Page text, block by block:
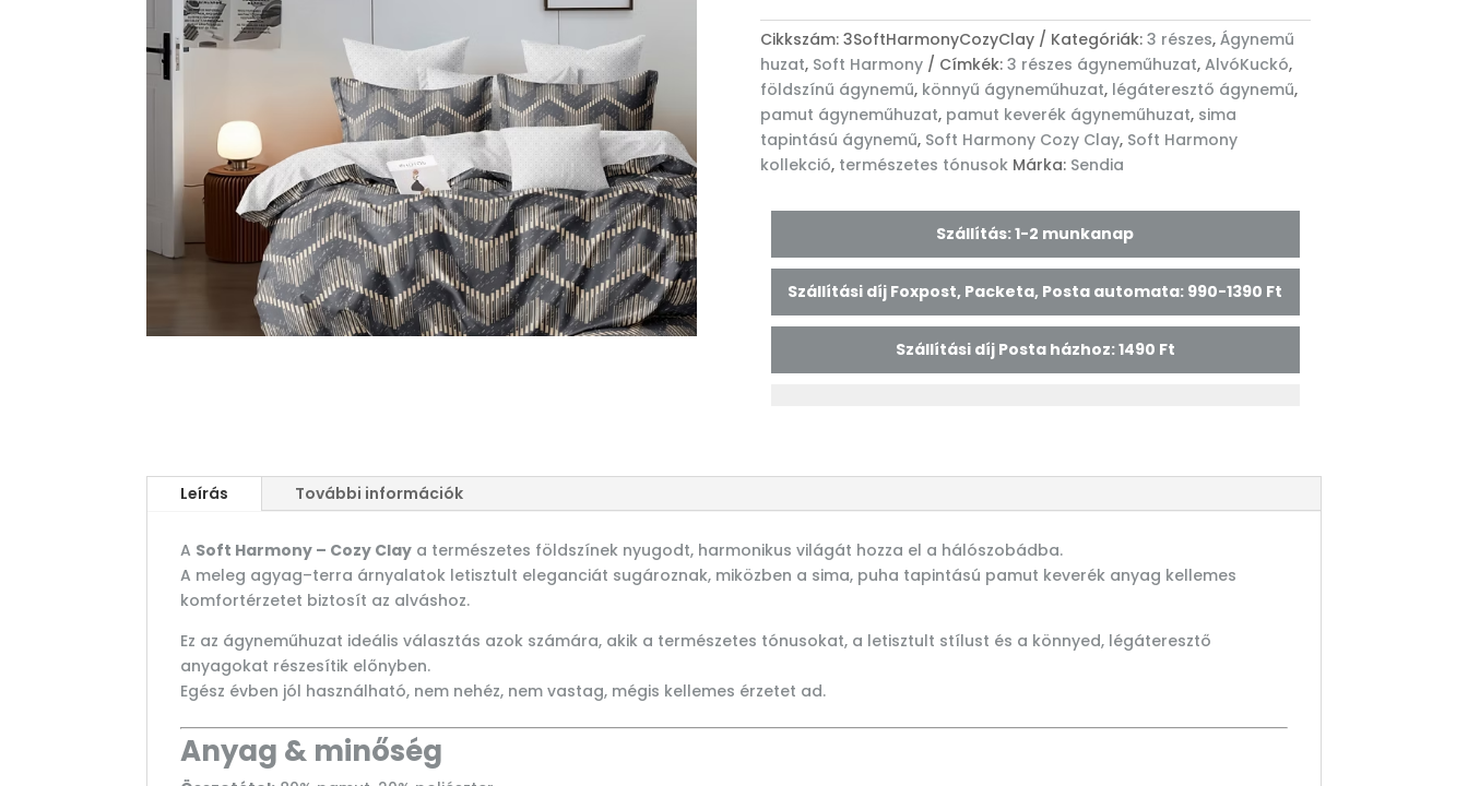
Cikkszám:3SoftHarmonyCozyClay Kategóriák:3 részes,Ágynemű
huzat, Soft Harmony Címkék:3 részes ágyneműhuzat,AlvóKuckó,
földszínű ágynemű, könnyű ágyneműhuzat, légáteresztő ágynemű,
pamut ágyneműhuzat, pamut keverék ágyneműhuzat, sima
tapintású ágynemű, Soft Harmony Cozy Clay, Soft Harmony
kollekció, természetes tónusok Márka: Sendia
Szállítás: 1-2 munkanap
Szállítási díj Foxpost, Packeta, Posta automata: 990-1390 Ft
Szállítási díj Posta házhoz: 1490 Ft
Leírás További információk
A Soft Harmony – Cozy Clay a természetes földszínek nyugodt, harmonikus világát hozza el a hálószobádba.
A meleg agyag–terra árnyalatok letisztult eleganciát sugároznak, miközben a sima, puha tapintású pamut keverék anyag kellemes
komfortérzetet biztosít az alváshoz.
Ez az ágyneműhuzat ideális választás azok számára, akik a természetes tónusokat, a letisztult stílust és a könnyed, légáteresztő
anyagokat részesítik előnyben.
Egész évben jól használható, nem nehéz, nem vastag, mégis kellemes érzetet ad.
Anyag & minőség